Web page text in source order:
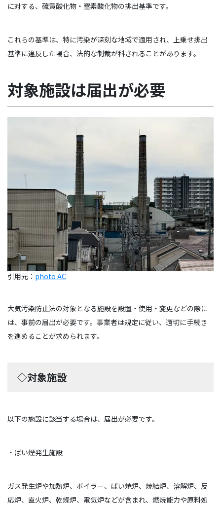
に対する、硫黄酸化物・窒素酸化物の排出基準です。
これらの基準は、特に汚染が深刻な地域で適用され、上乗せ排出
基準に違反した場合、法的な制裁が科されることがあります。
対象施設は届出が必要
引用元： photo AC
大気汚染防止法の対象となる施設を設置・使用・変更などの際に
は、事前の届出が必要です。事業者は規定に従い、適切に手続き
を進めることが求められます。
◇対象施設
以下の施設に該当する場合は、届出が必要です。
・ばい煙発生施設
ガス発生炉や加熱炉、ボイラー、ばい焼炉、焼結炉、溶解炉、反
応炉、直火炉、乾燥炉、電気炉などが含まれ、燃焼能力や原料処